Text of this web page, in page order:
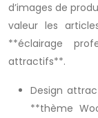
d’images de
valeur les
**éclairage
attractifs**.
Design
**thème